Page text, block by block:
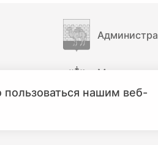
нашим веб-